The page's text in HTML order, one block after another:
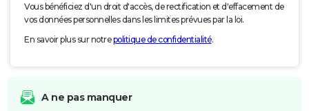
Vous bénéficiez d'un droit d'accès, de rectification et d'effacement de
vos données personnelles dans les limites prévues par la loi.
En savoir plus sur notrepolitique de confidentialité.
A ne pas manquer